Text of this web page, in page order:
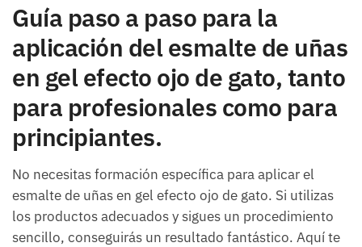
Guía paso a paso para la
aplicación del esmalte de uñas
en gel efecto ojo de gato, tanto
para profesionales como para
principiantes.
No necesitas formación específica para aplicar el
esmalte de uñas en gel efecto ojo de gato. Si utilizas
los productos adecuados y sigues un procedimiento
sencillo, conseguirás un resultado fantástico. Aquí te